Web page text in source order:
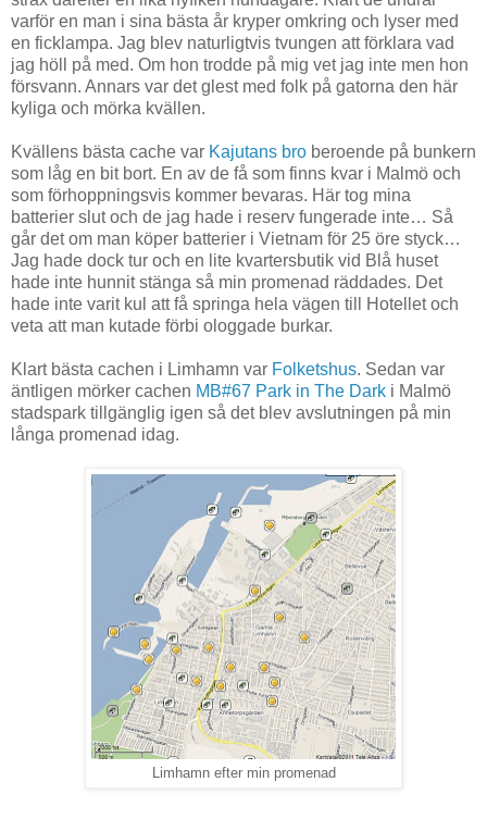
varför en man i sina bästa år kryper omkring och lyser med
en ficklampa. Jag blev naturligtvis tvungen att förklara vad
jag höll på med. Om hon trodde på mig vet jag inte men hon
försvann. Annars var det glest med folk på gatorna den här
kyliga och mörka kvällen.
Kvällens bästa cache var Kajutans bro beroende på bunkern
som låg en bit bort. En av de få som finns kvar i Malmö och
som förhoppningsvis kommer bevaras. Här tog mina
batterier slut och de jag hade i reserv fungerade inte… Så
går det om man köper batterier i Vietnam för 25 öre styck…
Jag hade dock tur och en lite kvartersbutik vid Blå huset
hade inte hunnit stänga så min promenad räddades. Det
hade inte varit kul att få springa hela vägen till Hotellet och
veta att man kutade förbi ologgade burkar.
Klart bästa cachen i Limhamn var Folketshus. Sedan var
äntligen mörker cachen MB#67 Park in The Dark i Malmö
stadspark tillgänglig igen så det blev avslutningen på min
långa promenad idag.
Limhamn efter min promenad